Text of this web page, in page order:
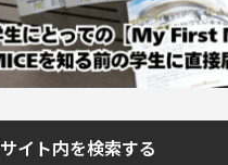
サイト内を検索する